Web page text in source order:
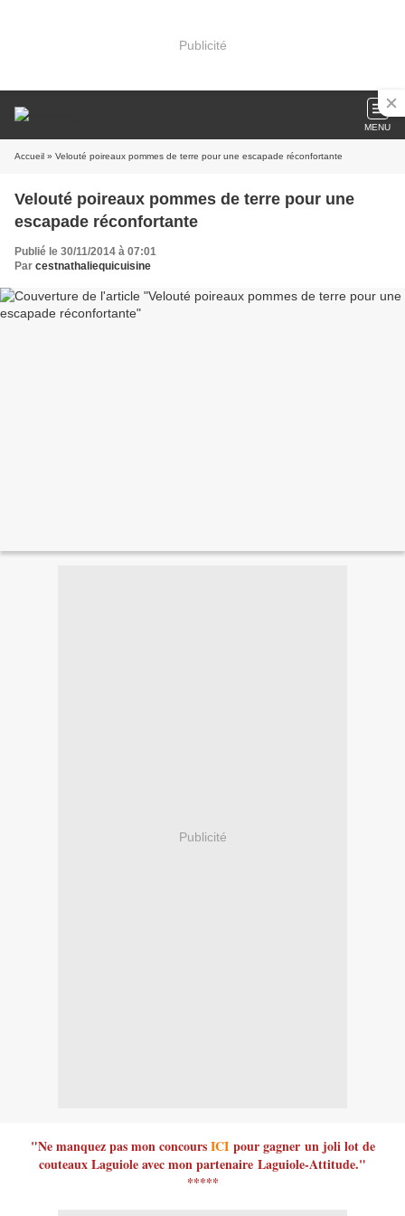
Publicité
MENU
Accueil » Velouté poireaux pommes de terre pour une escapade réconfortante
Velouté poireaux pommes de terre pour une
escapade réconfortante
Publié le 30/11/2014 à 07:01
Par cestnathaliequicuisine
Publicité
"Ne manquez pas mon concoursICI pour gagner un joli lot de
couteaux Laguiole avec mon partenaire Laguiole-Attitude."
*****